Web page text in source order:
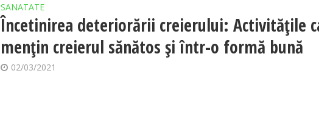
SANATATE
Încetinirea deteriorării creierului: Activitățile
mențin creierul sănătos și într-o formă bună
02/03/2021